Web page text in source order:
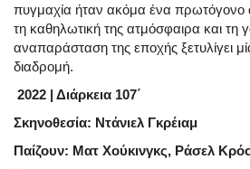
πυγμαχία ήταν ακόμα ένα
τη καθηλωτική της ατμόσφαιρα και τη
αναπαράσταση της εποχής ξετυλίγει
διαδρομή.
2022 | Διάρκεια 107΄
Σκηνοθεσία: Ντάνιελ Γκρέιαμ
Παίζουν: Ματ Χούκινγκς, Ράσελ